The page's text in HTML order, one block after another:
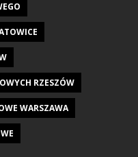
RZESZÓW
WARSZAWA